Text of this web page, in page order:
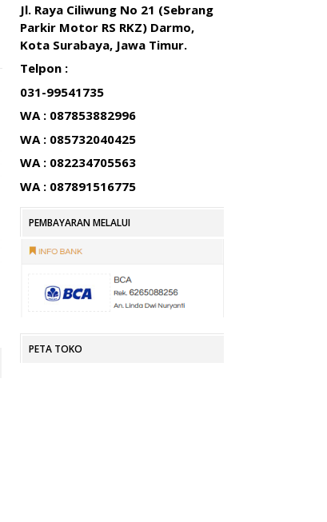
KURSI KANTOR SUBARU SB 303
Jl. Raya Ciliwung No 21 (Sebrang
Parkir Motor RS RKZ) Darmo,
Kota Surabaya, Jawa Timur.
Telpon :
031-99541735
WA : 087853882996
WA : 085732040425
WA : 082234705563
WA : 087891516775
PEMBAYARAN MELALUI
PETA TOKO